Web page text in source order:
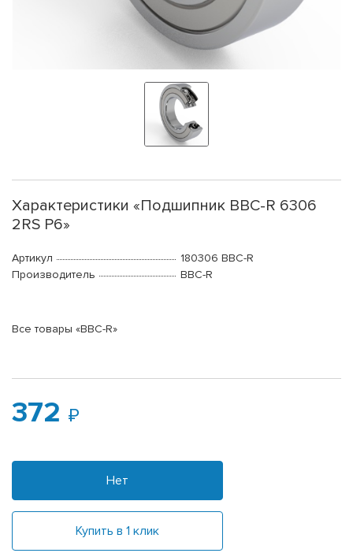
Характеристики «Подшипник BBC-R 6306
2RS P6»
Артикул
180306 BBC-R
Производитель
BBC-R
Все товары «BBC-R»
372
Нет
Купить в 1 клик